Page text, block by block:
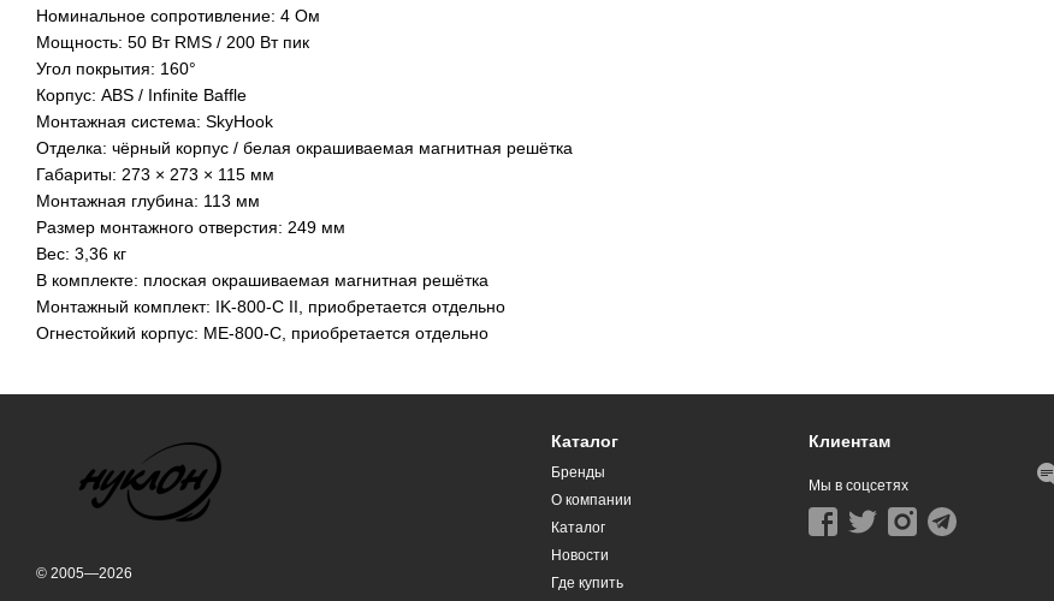
Номинальное сопротивление: 4 Ом
Мощность: 50 Вт RMS / 200 Вт пик
Угол покрытия: 160°
Корпус: ABS / Infinite Baffle
Монтажная система: SkyHook
Отделка: чёрный корпус / белая окрашиваемая магнитная решётка
Габариты: 273 × 273 × 115 мм
Монтажная глубина: 113 мм
Размер монтажного отверстия: 249 мм
Вес: 3,36 кг
В комплекте: плоская окрашиваемая магнитная решётка
Монтажный комплект: IK-800-C II, приобретается отдельно
Огнестойкий корпус: ME-800-C, приобретается отдельно
© 2005—2026
Каталог
Бренды
О компании
Каталог
Новости
Где купить
Клиентам
Мы в соцсетях